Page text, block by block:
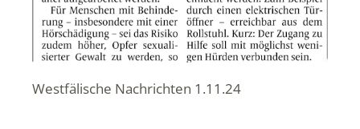
Westfälische Nachrichten 1.11.24